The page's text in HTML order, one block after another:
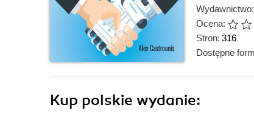
Wydawnictwo:
Ocena:
Stron: 316
Dostępne
Kup polskie wydanie: